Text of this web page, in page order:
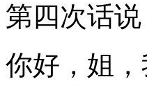
第四次话说
你好，姐